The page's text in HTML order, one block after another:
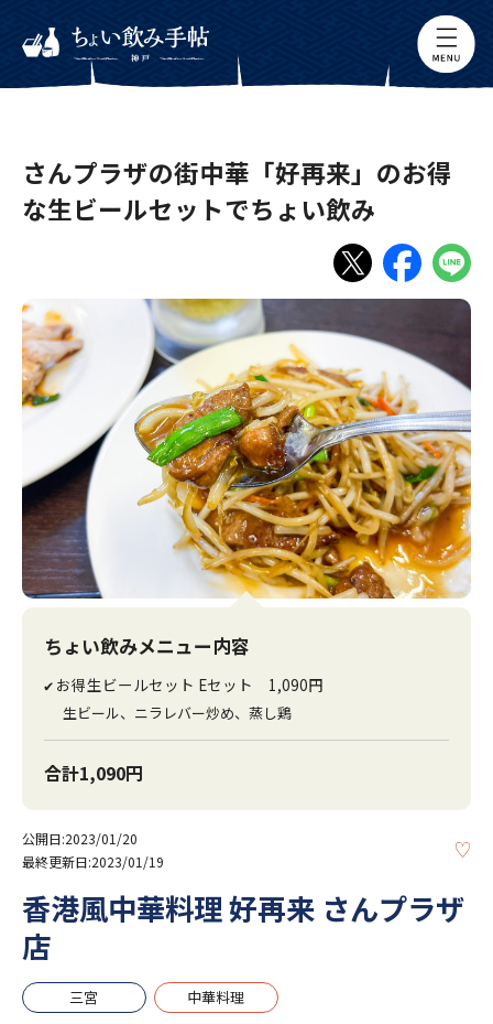
さんプラザの街中華「好再来」のお得
な生ビールセットでちょい飲み
ちょい飲みメニュー内容
✔ お得生ビールセット Eセット 1,090円
生ビール、ニラレバー炒め、蒸し鶏
合計1,090円
公開日:2023/01/20
最終更新日:2023/01/19
香港風中華料理 好再来 さんプラザ
店
三宮 中華料理